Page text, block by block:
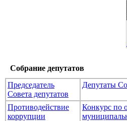
Собрание депутатов
Председатель
Совета депутатов
Депутаты
Противодействие
коррупции
Конкурс по